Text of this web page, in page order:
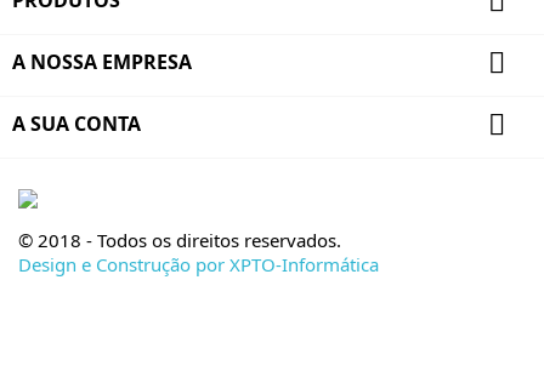
A NOSSA EMPRESA 
A SUA CONTA 
© 2018 - Todos os direitos reservados.
Design e Construção por XPTO-Informática